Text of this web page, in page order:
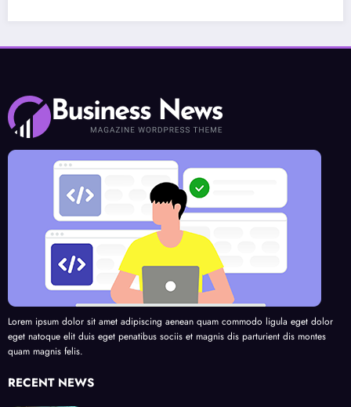
Lorem ipsum dolor sit amet adipiscing aenean quam commodo ligula eget dolor
eget natoque elit duis eget penatibus sociis et magnis dis parturient dis montes
quam magnis felis.
RECENT NEWS